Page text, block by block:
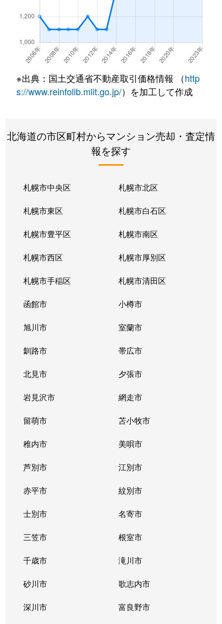
厚別東１条 2,400万円
厚別東２条
1,300万円
新さっぽろ
厚別東２条
2,200万円
新さっぽろ
厚別東２条
2,500万円
新さっぽろ
厚別東４条
1,900万円
新さっぽろ
1,800万円
厚別東４条
2,400万円
新さっぽろ
厚別東４条
2,700万円
森林公園(北海道)
厚別東５条
1,800万円
新さっぽろ
厚別東５条
1,200万円
森林公園(北海道)
厚別南
3,000万円
ひばりが丘(北海道)
厚別南
4,200万円
ひばりが丘(北海道)
厚別南
2,900万円
ひばりが丘(北海道)
厚別南
3,400万円
ひばりが丘(北海道)
大谷地西
1,900万円
大谷地
大谷地西
1,400万円
大谷地
大谷地西
1,500万円
大谷地
大谷地西
1,500万円
大谷地
大谷地東
3,100万円
大谷地
大谷地東
1,700万円
大谷地
大谷地東
1,700万円
大谷地
大谷地東
2,600万円
大谷地
大谷地東
2,300万円
大谷地
大谷地東
2,700万円
大谷地
大谷地東
2,400万円
大谷地
※出典：国土交通省不動産取引価格情報 （http
s://www.reinfolib.mlit.go.jp/）を加工して作成
北海道の市区町村からマンション売却・査定情
報を探す
札幌市中央区 札幌市北区
札幌市東区 札幌市白石区
札幌市豊平区 札幌市南区
札幌市西区 札幌市厚別区
札幌市手稲区 札幌市清田区
函館市 小樽市
旭川市 室蘭市
釧路市 帯広市
北見市 夕張市
岩見沢市 網走市
留萌市 苫小牧市
稚内市 美唄市
芦別市 江別市
赤平市 紋別市
士別市 名寄市
三笠市 根室市
千歳市 滝川市
砂川市 歌志内市
深川市 富良野市